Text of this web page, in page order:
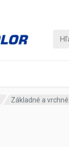
Základné a